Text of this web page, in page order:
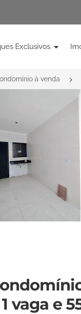
Exclusivos
à venda
vaga e